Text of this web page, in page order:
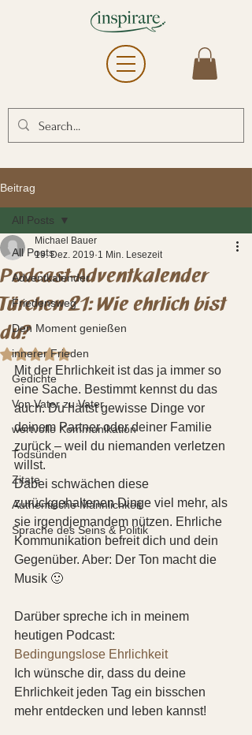
Beitrag
All Posts
Adventkalender
Friedensweg
Den Moment genießen
innerer Frieden
Gedichte
Von Vater zu Vater
wertvolle Kommunikation
Todsünden
Zitate
Authentische Männlichkeit
Sprache des Seins & Politik
All Posts
Podcast-Adventkalender
Türchen 21: Wie ehrlich bist
du?
Michael Bauer
19. Dez. 2019 1 Min. Lesezeit
Mit NaN von 5 Sternen bewertet.
Mit der Ehrlichkeit ist das ja immer so
eine Sache. Bestimmt kennst du das
auch. Du hältst gewisse Dinge vor
deinem Partner oder deiner Familie
zurück – weil du niemanden verletzen
willst.
Dabei schwächen diese
zurückgehaltenen Dinge viel mehr, als
sie irgendjemandem nützen. Ehrliche
Kommunikation befreit dich und dein
Gegenüber. Aber: Der Ton macht die
Musik 🙂
Darüber spreche ich in meinem
heutigen Podcast:
Bedingungslose Ehrlichkeit
Ich wünsche dir, dass du deine
Ehrlichkeit jeden Tag ein bisschen
mehr entdecken und leben kannst!